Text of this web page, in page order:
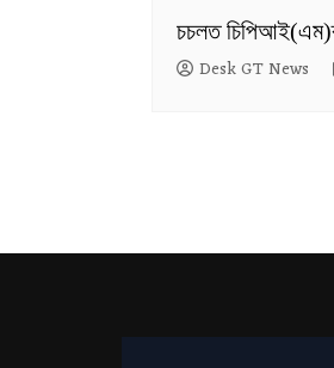
চচলত
Desk GT News